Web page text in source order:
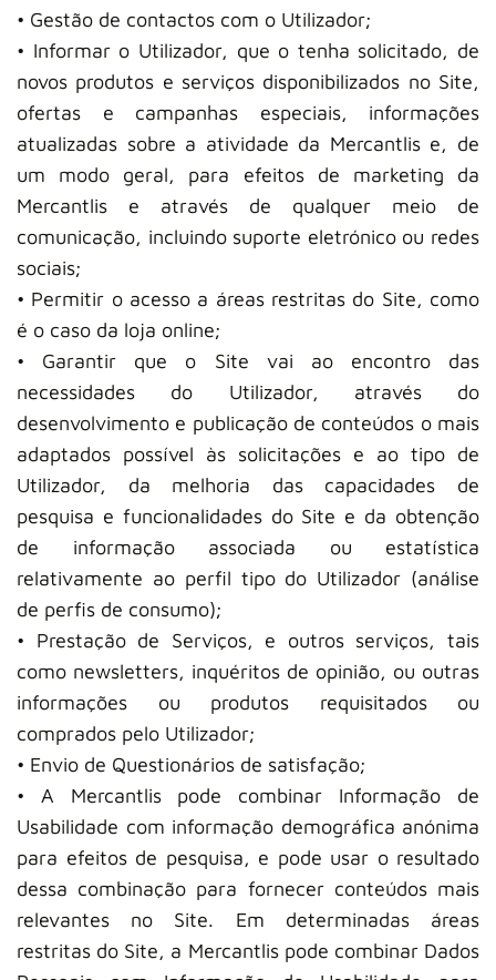
• Gestão de contactos com o Utilizador;
• Informar o Utilizador, que o tenha solicitado, de
novos produtos e serviços disponibilizados no Site,
ofertas e campanhas especiais, informações
atualizadas sobre a atividade da Mercantlis e, de
um modo geral, para efeitos de marketing da
Mercantlis e através de qualquer meio de
comunicação, incluindo suporte eletrónico ou redes
sociais;
• Permitir o acesso a áreas restritas do Site, como
é o caso da loja online;
• Garantir que o Site vai ao encontro das
necessidades do Utilizador, através do
desenvolvimento e publicação de conteúdos o mais
adaptados possível às solicitações e ao tipo de
Utilizador, da melhoria das capacidades de
pesquisa e funcionalidades do Site e da obtenção
de informação associada ou estatística
relativamente ao perfil tipo do Utilizador (análise
de perfis de consumo);
• Prestação de Serviços, e outros serviços, tais
como newsletters, inquéritos de opinião, ou outras
informações ou produtos requisitados ou
comprados pelo Utilizador;
• Envio de Questionários de satisfação;
• A Mercantlis pode combinar Informação de
Usabilidade com informação demográfica anónima
para efeitos de pesquisa, e pode usar o resultado
dessa combinação para fornecer conteúdos mais
relevantes no Site. Em determinadas áreas
restritas do Site, a Mercantlis pode combinar Dados